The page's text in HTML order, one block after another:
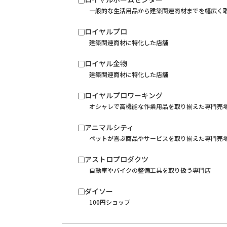
一般的な生活用品から建築関連商材までを幅広く
ロイヤルプロ
建築関連商材に特化した店舗
ロイヤル金物
建築関連商材に特化した店舗
ロイヤルプロワーキング
オシャレで高機能な作業用品を取り揃えた専門売
アニマルシティ
ペットが喜ぶ商品やサービスを取り揃えた専門売
アストロプロダクツ
自動車やバイクの整備工具を取り扱う専門店
ダイソー
100円ショップ